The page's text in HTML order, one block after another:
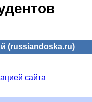
(russiandoska.ru)
сайта